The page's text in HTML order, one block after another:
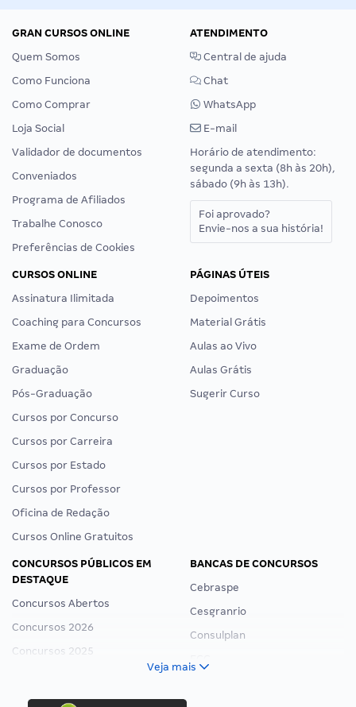
GRAN CURSOS ONLINE
Quem Somos
Como Funciona
Como Comprar
Loja Social
Validador de documentos
Conveniados
Programa de Afiliados
Trabalhe Conosco
Preferências de Cookies
ATENDIMENTO
Central de ajuda
Chat
WhatsApp
E-mail
Horário de atendimento:
segunda a sexta (8h às 20h),
sábado (9h às 13h).
Foi aprovado?
Envie-nos a sua história!
CURSOS ONLINE
Assinatura Ilimitada
Coaching para Concursos
Exame de Ordem
Graduação
Pós-Graduação
Cursos por Concurso
Cursos por Carreira
Cursos por Estado
Cursos por Professor
Oficina de Redação
Cursos Online Gratuitos
PÁGINAS ÚTEIS
Depoimentos
Material Grátis
Aulas ao Vivo
Aulas Grátis
Sugerir Curso
CONCURSOS PÚBLICOS EM
DESTAQUE
Concursos Abertos
Concursos 2026
Concursos 2025
Concurso Ibama
BANCAS DE CONCURSOS
Cebraspe
Cesgranrio
Consulplan
Veja mais